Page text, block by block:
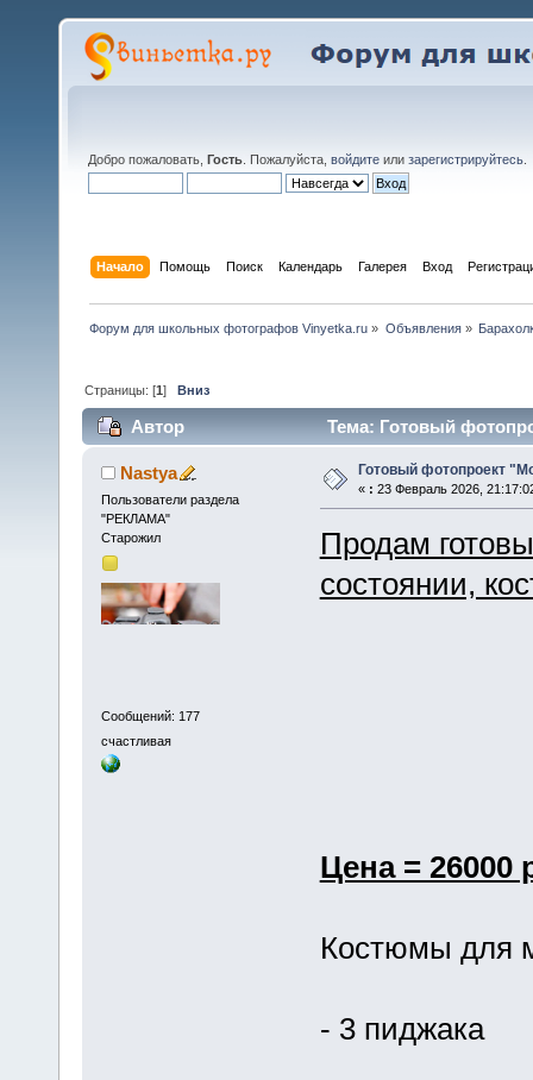
Добро пожаловать, Гость . Пожалуйста, войдите или зарегистрируйтесь
Начало Помощь Поиск Календарь Галерея Вход
Форум для школьных фотографов Vinyetka.ru » Объявления»
Страницы: [1]Вниз
Автор Тема: Готовый
Nastya
Пользователи раздела
"РЕКЛАМА"
Старожил
Сообщений: 177
счастливая
Готовый фотопроект
« : 23 Февраль 2026,
Продам
состоянии,
Цена = 26000
Костюмы для
- 3 пиджака